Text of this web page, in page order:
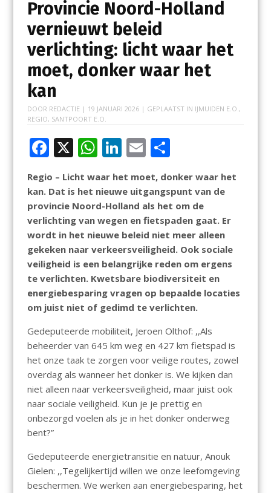
Provincie Noord-Holland
vernieuwt beleid
verlichting: licht waar het
moet, donker waar het
kan
DOOR REDACTIE | 19 JANUARI 2026| GEPLAATST IN IJMUIDEN E.O. ,
REGIO, SANTPOORT E.O.
F
ac
e
b
o
o
k
X W
at
s
A
p
p
Li
k
e
dI
n
E
ai
l
D
el
e
n
Regio – Licht waar het moet, donker waar het
kan. Dat is het nieuwe uitgangspunt van de
provincie Noord-Holland als het om de
verlichting van wegen en fietspaden gaat. Er
wordt in het nieuwe beleid niet meer alleen
gekeken naar verkeersveiligheid. Ook sociale
veiligheid is een belangrijke reden om ergens
te verlichten. Kwetsbare biodiversiteit en
energiebesparing vragen op bepaalde locaties
om juist niet of gedimd te verlichten.
Gedeputeerde mobiliteit, Jeroen Olthof: ,,Als
beheerder van 645 km weg en 427 km fietspad is
het onze taak te zorgen voor veilige routes, zowel
overdag als wanneer het donker is. We kijken dan
niet alleen naar verkeersveiligheid, maar juist ook
naar sociale veiligheid. Kun je je prettig en
onbezorgd voelen als je in het donker onderweg
bent?”
Gedeputeerde energietransitie en natuur, Anouk
Gielen: ,,Tegelijkertijd willen we onze leefomgeving
beschermen. We werken aan energiebesparing, het